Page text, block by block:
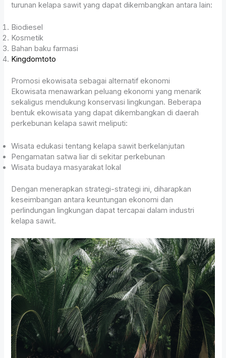
turunan kelapa sawit yang dapat dikembangkan antara lain:
Biodiesel
Kosmetik
Bahan baku farmasi
Kingdomtoto
Promosi ekowisata sebagai alternatif ekonomi
Ekowisata menawarkan peluang ekonomi yang menarik
sekaligus mendukung konservasi lingkungan. Beberapa
bentuk ekowisata yang dapat dikembangkan di daerah
perkebunan kelapa sawit meliputi:
Wisata edukasi tentang kelapa sawit berkelanjutan
Pengamatan satwa liar di sekitar perkebunan
Wisata budaya masyarakat lokal
Dengan menerapkan strategi-strategi ini, diharapkan
keseimbangan antara keuntungan ekonomi dan
perlindungan lingkungan dapat tercapai dalam industri
kelapa sawit.